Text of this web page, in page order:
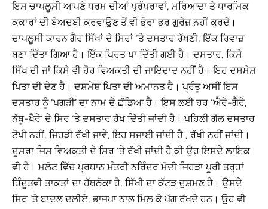
ਇਸ ਚਾਪਲੂਸੀ ਆਪਣੇ ਧਰਮ ਦੀਆਂ ਪ੍ਰੰਪਰਾਵਾਂ, ਮਰਿਆਦਾ ਤੇ ਧਾਰਮਿਕ
ਕਕਾਰਾਂ ਦੀ ਬੇਅਦਬੀ ਕਰਵਾਉਣ ਤੋਂ ਵੀ ਭੋਰਾ ਭਰ ਗੁਰੇਜ਼ ਨਹੀਂ ਕਰਦੇ।
ਚਾਪਲੂਸੀ ਕਾਰਨ ਗੈਰ ਸਿੱਖਾਂ ਦੇ ਸਿਰਾਂ ‘ਤੇ ਦਸਤਾਰ ਰੱਖਣੀ, ਇੱਕ ਰਿਵਾਜ਼
ਬਣਾ ਦਿੱਤਾ ਗਿਆ ਹੈ। ਇੱਕ ਪਿਰਤ ਪਾ ਦਿੱਤੀ ਗਈ ਹੈ। ਦਸਤਾਰ, ਕਿਸੇ
ਸਿੱਖ ਦੀ ਜਾਂ ਕਿਸੇ ਵੀ ਹੋਰ ਵਿਅਕਤੀ ਦੀ ਜਾਇਦਾਦ ਨਹੀਂ ਹੈ। ਇਹ ਦਸਮੇਸ਼
ਪਿਤਾ ਦੀ ਦੇਣ ਹੈ। ਦਸ਼ਮੇਸ਼ ਪਿਤਾ ਦੀ ਅਮਾਨਤ ਹੈ। ਪ੍ਰੰਤੂ ਅਸੀਂ ਇਸ
ਦਸਤਾਰ ਨੂੰ ‘ਪਗੜੀ’ ਦਾ ਨਾਮ ਦੇ ਛੱਡਿਆ ਹੈ। ਇਸ ਲਈ ਹਰ ‘ਐਰੇ-ਗੈਰੇ,
ਨੱਥੂ-ਖੈਰੇ’ ਦੇ ਸਿਰ ‘ਤੇ ਦਸਤਾਰ ਰੱਖ ਦਿੱਤੀ ਜਾਂਦੀ ਹੈ। ਪਹਿਲੀ ਗੱਲ ਦਸਤਾਰ
ਟੋਪੀ ਨਹੀਂ, ਜਿਹੜੀ ਰੱਖੀ ਜਾਵੇ, ਇਹ ਸਜਾਈ ਜਾਂਦੀ ਹੈ , ਰੱਖੀ ਨਹੀਂ ਜਾਂਦੀ।
ਦੂਸਰਾ ਜਿਸ ਵਿਅਕਤੀ ਦੇ ਸਿਰ ‘ਤੇ ਰੱਖੀ ਜਾਂਦੀ ਹੈ ਕੀ ਉਹ ਇਸਦੇ ਲਾਇਕ
ਵੀ ਹੈ। ਮਲੋਟ ਵਿੱਚ ਪ੍ਰਧਾਨ ਮੰਤਰੀ ਨਰਿੰਦਰ ਮੋਦੀ ਜਿਹੜਾ ਪੂਰੀ ਤਰ੍ਹਾਂ
ਹਿੰਦੂਤਵੀ ਤਾਕਤਾਂ ਦਾ ਹੱਥਠੋਕਾ ਹੈ, ਸਿੱਖੀ ਦਾ ਕੱਟੜ ਦੁਸ਼ਮਣ ਹੈ। ਉਸਦੇ
ਸਿਰ ‘ਤੇ ਬਾਦਲ ਦਲੀਏ, ਭਾਜਪਾ ਨਾਲ ਮਿਲ ਕੇ ਪੱਗ ਰੱਖਦੇ ਹਨ। ਉਹ ਵੀ